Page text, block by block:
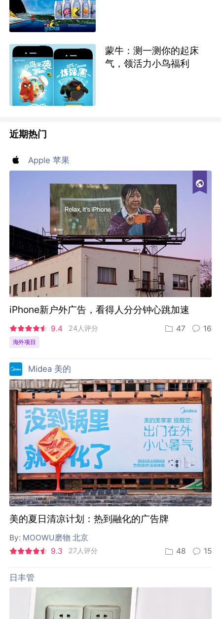
蒙牛：测一测你的起床
气，领活力小鸟福利
近期热门
Apple 苹果
iPhone新户外广告，看得人分分钟心跳加速
9.4 24人评分 47 16
海外项目
Midea 美的
美的夏日清凉计划：热到融化的广告牌
By: MOOWU磨物 北京
9.3
27人评分 48 15
日丰管